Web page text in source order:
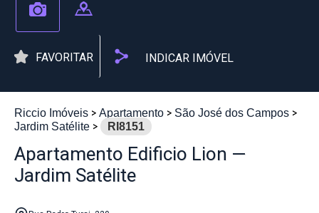
FAVORITAR INDICAR IMÓVEL
Riccio Imóveis Apartamento
São José dos Campos
Jardim Satélite
RI8151
Apartamento Edificio Lion —
Jardim Satélite